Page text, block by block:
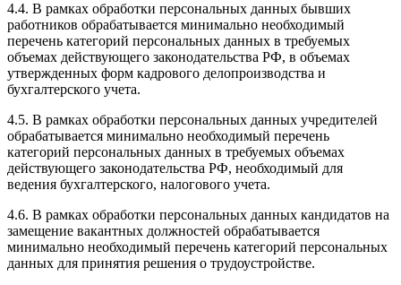
4.4. В рамках обработки персональных данных бывших
работников обрабатывается минимально необходимый
перечень категорий персональных данных в требуемых
объемах действующего законодательства РФ, в объемах
утвержденных форм кадрового делопроизводства и
бухгалтерского учета.
4.5. В рамках обработки персональных данных учредителей
обрабатывается минимально необходимый перечень
категорий персональных данных в требуемых объемах
действующего законодательства РФ, необходимый для
ведения бухгалтерского, налогового учета.
4.6. В рамках обработки персональных данных кандидатов на
замещение вакантных должностей обрабатывается
минимально необходимый перечень категорий персональных
данных для принятия решения о трудоустройстве.